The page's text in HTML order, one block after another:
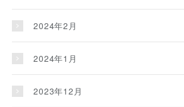
2024年2月
2024年1月
2023年12月